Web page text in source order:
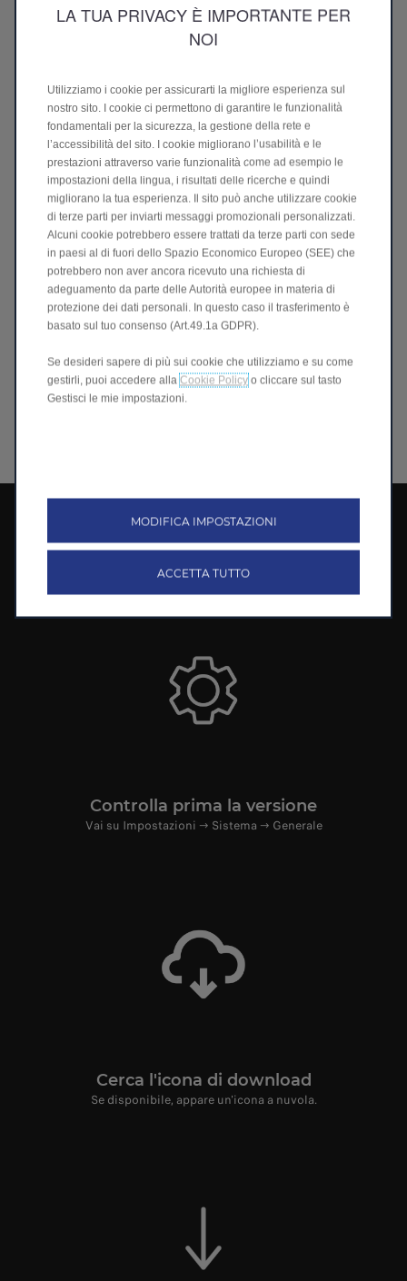
La tua Leapmotor, sempre in
evoluzione
Aggiornamenti software remoti per
migliorare sicurezza e funzionalità.
Un aggiornamento OTA consente di aggiornare il
software di un'auto da remoto, senza visitare il
concessionario. I veicoli connessi ricevono
aggiornamenti tramite Internet, consentendo ai
produttori di correggere bug, migliorare la sicurezza,
ottimizzare i sistemi di assistenza alla guida e
aggiungere nuove funzionalità.
Questa tecnologia garantisce che il veicolo si evolva nel
tempo, rimanga conforme agli ultimi standard di
sicurezza e software e si adatti continuamente alle
esigenze del conducente. È simile agli aggiornamenti
AGGIORNA LA TUA AUTO
intelligente.
Controlla prima la versione
Vai su Impostazioni → Sistema → Generale
Cerca l'icona di download
Se disponibile, appare un'icona a nuvola.
LA TUA PRIVACY È IMPORTANTE PER
NOI
Utilizziamo i cookie per assicurarti la migliore esperienza sul
nostro sito. I cookie ci permettono di garantire le funzionalità
fondamentali per la sicurezza, la gestione della rete e
l’accessibilità del sito. I cookie migliorano l’usabilità e le
prestazioni attraverso varie funzionalità come ad esempio le
impostazioni della lingua, i risultati delle ricerche e quindi
migliorano la tua esperienza. Il sito può anche utilizzare cookie
di terze parti per inviarti messaggi promozionali personalizzati.
Alcuni cookie potrebbero essere trattati da terze parti con sede
in paesi al di fuori dello Spazio Economico Europeo (SEE) che
potrebbero non aver ancora ricevuto una richiesta di
adeguamento da parte delle Autorità europee in materia di
protezione dei dati personali. In questo caso il trasferimento è
basato sul tuo consenso (Art.49.1a GDPR).
Se desideri sapere di più sui cookie che utilizziamo e su come
gestirli, puoi accedere alla Cookie Policy o cliccare sul tasto
Gestisci le mie impostazioni.
MODIFICA IMPOSTAZIONI
ACCETTA TUTTO